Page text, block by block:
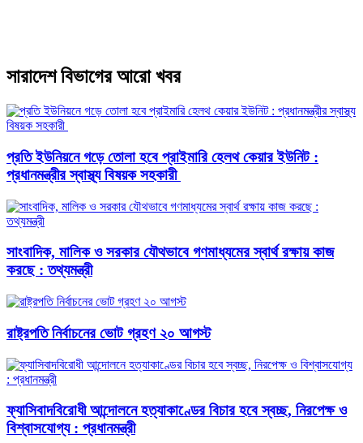
সারাদেশ বিভাগের আরো খবর
প্রতি ইউনিয়নে গড়ে তোলা হবে প্রাইমারি হেলথ কেয়ার ইউনিট :
প্রধানমন্ত্রীর স্বাস্থ্য বিষয়ক সহকারী
সাংবাদিক, মালিক ও সরকার যৌথভাবে গণমাধ্যমের স্বার্থ রক্ষায় কাজ
করছে : তথ্যমন্ত্রী
রাষ্ট্রপতি নির্বাচনের ভোট গ্রহণ ২০ আগস্ট
ফ্যাসিবাদবিরোধী আন্দোলনে হত্যাকাণ্ডের বিচার হবে স্বচ্ছ, নিরপেক্ষ ও
বিশ্বাসযোগ্য : প্রধানমন্ত্রী